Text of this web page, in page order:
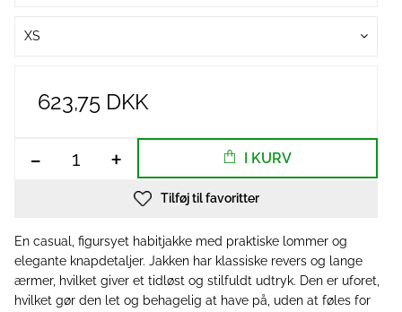
XS
623,75 DKK
- + I KURV
Tilføj til favoritter
En casual, figursyet habitjakke med praktiske lommer og
elegante knapdetaljer. Jakken har klassiske revers og lange
ærmer, hvilket giver et tidløst og stilfuldt udtryk. Den er uforet,
hvilket gør den let og behagelig at have på, uden at føles for